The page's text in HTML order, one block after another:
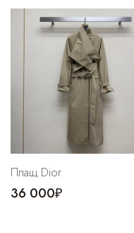
Плащ Dior
36 000₽